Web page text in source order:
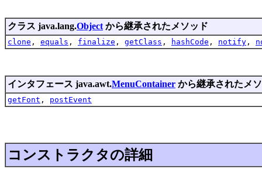
クラス java.lang.Object から継承されたメソッド
clone , equals , finalize , getClass , hashCode , notify ,
インタフェース java.awt.MenuContainer から継承されたメ
getFont , postEvent
コンストラクタの詳細